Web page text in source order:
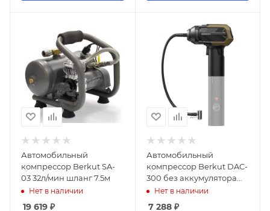
Автомобильный
компрессор Berkut SA-
03 32л/мин шланг 7.5м
Нет в наличии
19 619 ₽
Автомобильный
компрессор Berkut DAC-
300 без аккумулятора
45л/мин шланг 0.5м
Нет в наличии
7 288₽